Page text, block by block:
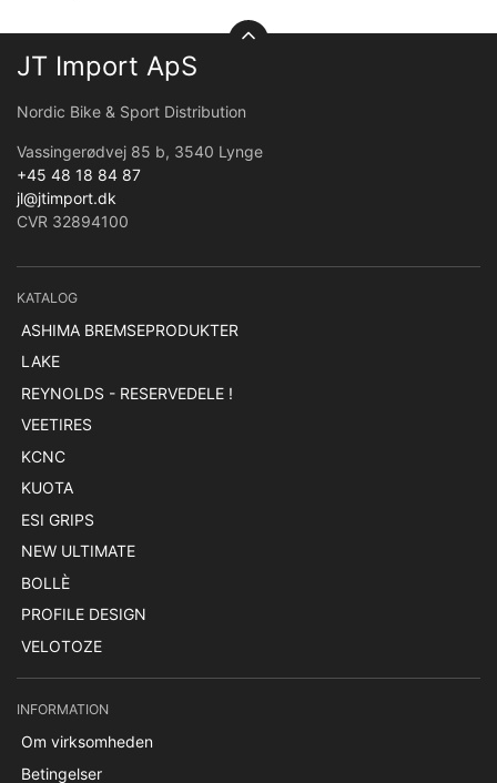
JT Import ApS
Nordic Bike & Sport Distribution
Vassingerødvej 85 b, 3540 Lynge
+45 48 18 84 87
jl@jtimport.dk
CVR 32894100
KATALOG
ASHIMA BREMSEPRODUKTER
LAKE
REYNOLDS - RESERVEDELE !
VEETIRES
KCNC
KUOTA
ESI GRIPS
NEW ULTIMATE
BOLLÈ
PROFILE DESIGN
VELOTOZE
INFORMATION
Om virksomheden
Betingelser